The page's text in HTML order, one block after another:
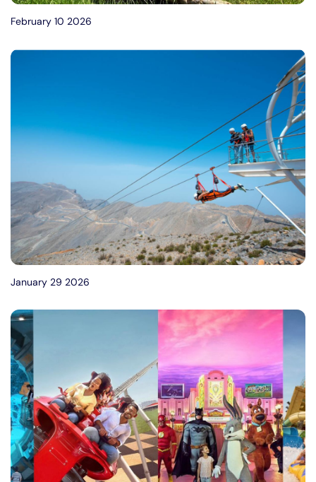
February 10 2026
January 29 2026